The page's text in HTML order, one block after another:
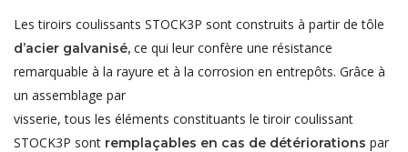
Les tiroirs coulissants STOCK3P sont construits à partir de tôle
d’acier galvanisé, ce qui leur confère une résistance
remarquable à la rayure et à la corrosion en entrepôts. Grâce à
un assemblage par
visserie, tous les éléments constituants le tiroir coulissant
STOCK3P sont remplaçables en cas de détériorations par